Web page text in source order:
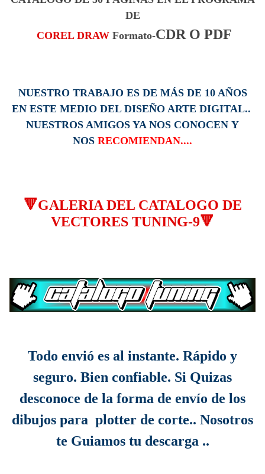
DE
COREL DRAWFormato-CDR O PDF
NUESTRO TRABAJO ES DE MÁS DE 10 AÑOS
EN ESTE MEDIO DEL DISEÑO ARTE DIGITAL..
NUESTROS AMIGOS YA NOS CONOCEN Y
NOS RECOMIENDAN....
🔻GALERIA DEL CATALOGO DE
VECTORES TUNING-9🔻
Todo envió es al instante. Rápido y
seguro. Bien confiable. Si Quizas
desconoce de la forma de envío de los
dibujos para plotter de corte.. Nosotros
te Guiamos tu descarga ..